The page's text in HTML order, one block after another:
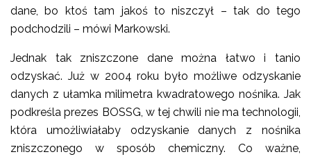
dane, bo ktoś tam jakoś to niszczył – tak do tego
podchodzili – mówi Markowski.
Jednak tak zniszczone dane można łatwo i tanio
odzyskać. Już w 2004 roku było możliwe odzyskanie
danych z ułamka milimetra kwadratowego nośnika. Jak
podkreśla prezes BOSSG, w tej chwili nie ma technologii,
która umożliwiałaby odzyskanie danych z nośnika
zniszczonego w sposób chemiczny. Co ważne,